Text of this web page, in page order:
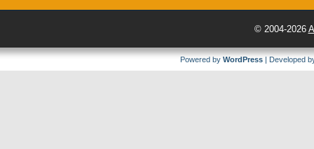
© 2004-2026
Powered by WordPress | Developed